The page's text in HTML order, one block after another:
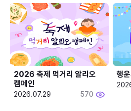
2026 축제 먹거리 알리오
캠페인
2026.07.29 570
행